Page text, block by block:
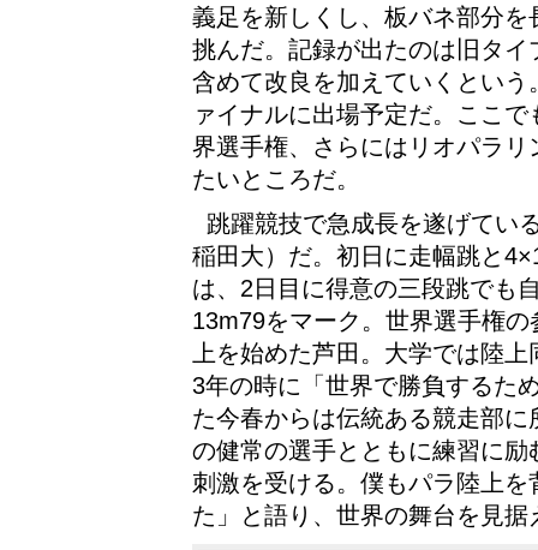
義足を新しくし、板バネ部分
挑んだ。記録が出たのは旧タ
含めて改良を加えていくとい
ァイナルに出場予定だ。ここ
界選手権、さらにはリオパラ
たいところだ。
跳躍競技で急成長を遂げてい
稲田大）だ。初日に走幅跳と
は、2日目に得意の三段跳でも
13m79をマーク。世界選手権
上を始めた芦田。大学では陸
3年の時に「世界で勝負するた
た今春からは伝統ある競走部
の健常の選手とともに練習に
刺激を受ける。僕もパラ陸上
た」と語り、世界の舞台を見据